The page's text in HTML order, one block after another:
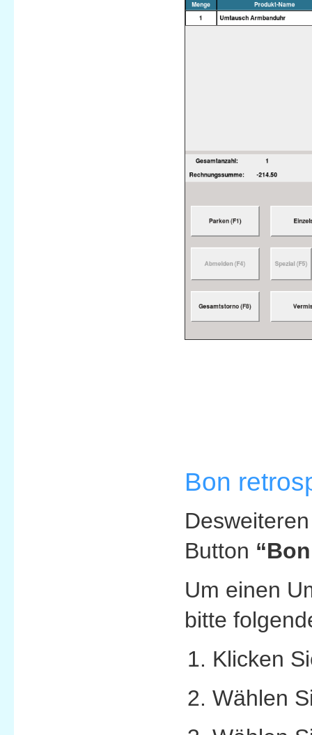
Bon
Button
Um einen
bitte
Klicken
Wählen